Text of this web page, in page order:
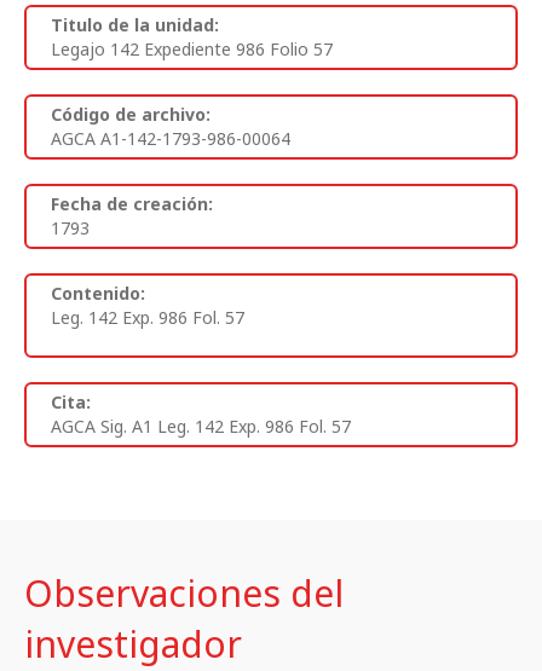
Titulo de la unidad:
Legajo 142 Expediente 986 Folio 57
Código de archivo:
AGCA A1-142-1793-986-00064
Fecha de creación:
1793
Contenido:
Leg. 142 Exp. 986 Fol. 57
Cita:
AGCA Sig. A1 Leg. 142 Exp. 986 Fol. 57
Observaciones del
investigador